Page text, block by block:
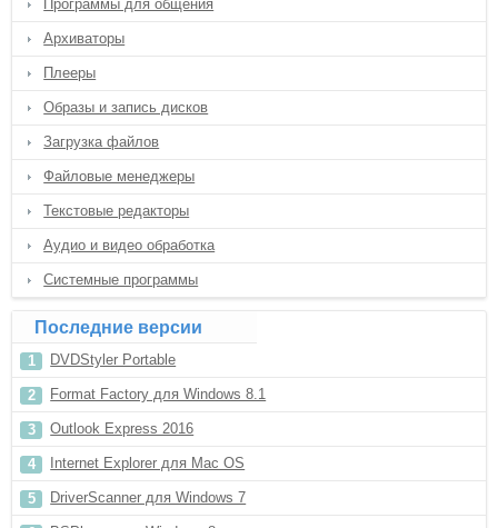
Программы для общения
Архиваторы
Плееры
Образы и запись дисков
Загрузка файлов
Файловые менеджеры
Текстовые редакторы
Аудио и видео обработка
Системные программы
Последние версии
DVDStyler Portable
Format Factory для Windows 8.1
Outlook Express 2016
Internet Explorer для Mac OS
DriverScanner для Windows 7